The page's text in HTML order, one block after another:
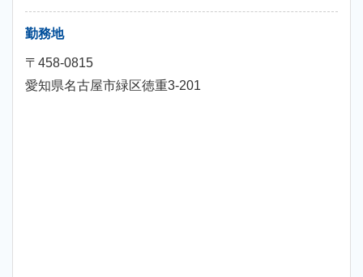
勤務地
〒458-0815
愛知県名古屋市緑区徳重3-201